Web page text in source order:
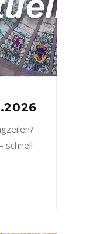
schnell